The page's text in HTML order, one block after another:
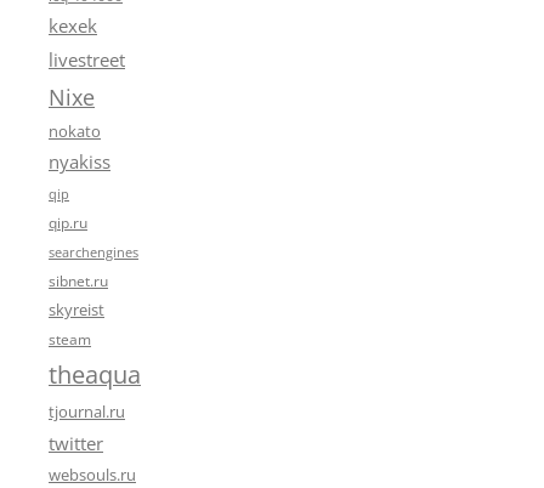
kexek
livestreet
Nixe
nokato
nyakiss
qip
qip.ru
searchengines
sibnet.ru
skyreist
steam
theaqua
tjournal.ru
twitter
websouls.ru